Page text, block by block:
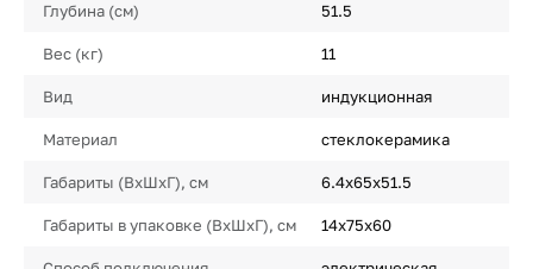
Глубина (см) 51.5
Вес (кг) 11
Вид индукционная
Материал стеклокерамика
Габариты (ВхШхГ), см 6.4x65x51.5
Габариты в упаковке (ВхШхГ), см 14x75x60